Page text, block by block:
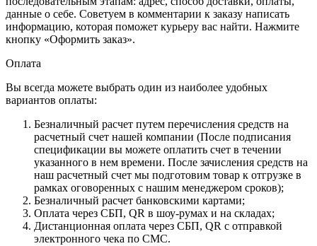
данные о себе. Советуем в комментарии к заказу написать
информацию, которая поможет курьеру вас найти. Нажмите
кнопку «Оформить заказ».
Оплата
Вы всегда можете выбрать один из наиболее удобных
вариантов оплаты:
Безналичный расчет путем перечисления средств на
расчетный счет нашей компании (После подписания
спецификации вы можете оплатить счет в течении
указанного в нем времени. После зачисления средств на
наш расчетный счет мы подготовим товар к отгрузке в
рамках оговоренных с нашим менеджером сроков);
Безналичный расчет банковскими картами;
Оплата через СБП, QR в шоу-румах и на складах;
Дистанционная оплата через СБП, QR с отправкой
электронного чека по СМС.